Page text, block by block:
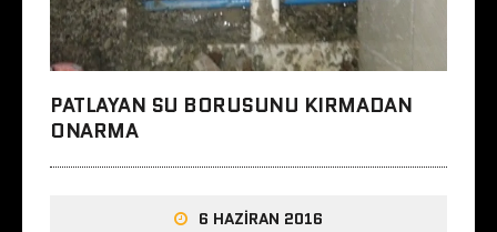
PATLAYAN SU BORUSUNU KIRMADAN
ONARMA
6 HAZIRAN 2016